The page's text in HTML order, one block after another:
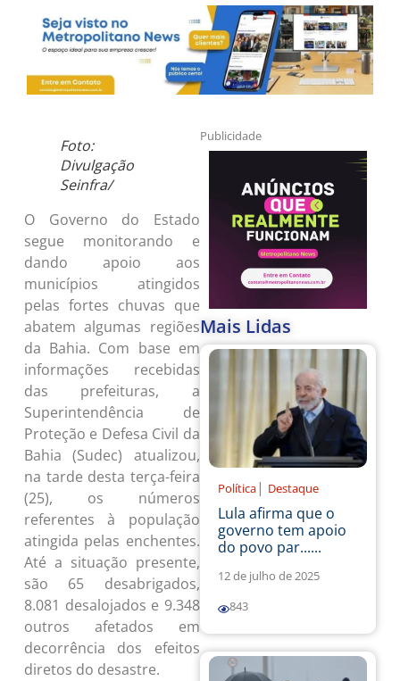
Foto:
Divulgação
Seinfra/
O Governo do Estado
segue monitorando e
dando apoio aos
municípios atingidos
pelas fortes chuvas que
abatem algumas regiões
da Bahia. Com base em
informações recebidas
das prefeituras, a
Superintendência de
Proteção e Defesa Civil da
Bahia (Sudec) atualizou,
na tarde desta terça-feira
(25), os números
referentes à população
atingida pelas enchentes.
Até a situação presente,
são 65 desabrigados,
8.081 desalojados e 9.348
outros afetados em
decorrência dos efeitos
diretos do desastre.
Publicidade
Mais Lidas
Política | Destaque
Lula afirma que o
governo tem apoio
do povo par......
12 de julho de 2025
843